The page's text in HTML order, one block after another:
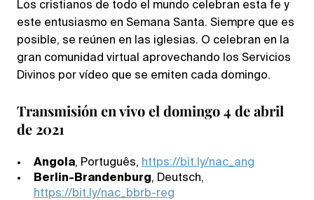
Los cristianos de todo el mundo celebran esta fe y
este entusiasmo en Semana Santa. Siempre que es
posible, se reúnen en las iglesias. O celebran en la
gran comunidad virtual aprovechando los Servicios
Divinos por vídeo que se emiten cada domingo.
Transmisión en vivo el domingo 4 de abril
de 2021
Angola, Português, https://bit.ly/nac_ang
Berlin-Brandenburg, Deutsch,
https://bit.ly/nac_bbrb-reg